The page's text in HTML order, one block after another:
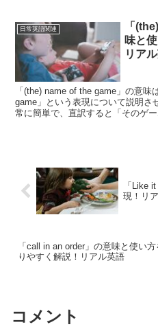
日常英語関連
「
味と
リア
「(the) name of the game」の意
game」という表現について説明さ
常に簡単で、直訳すると「そのゲ
「Like
現！リ
「call in an order」の意味と使い
りやすく解説！リアル英語
コメント